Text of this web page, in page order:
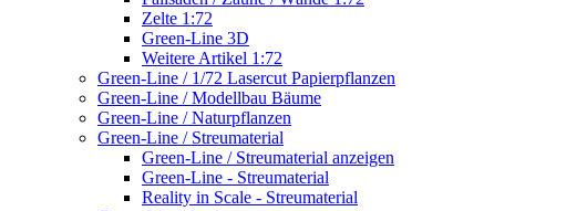
Zelte 1:72
Green-Line 3D
Weitere Artikel 1:72
Green-Line / 1/72 Lasercut Papierpflanzen
Green-Line / Modellbau Bäume
Green-Line / Naturpflanzen
Green-Line / Streumaterial
Green-Line / Streumaterial anzeigen
Green-Line - Streumaterial
Reality in Scale - Streumaterial